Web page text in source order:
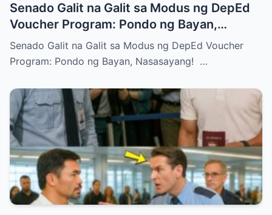
Senado Galit na Galit sa Modus ng DepEd
Voucher Program: Pondo ng Bayan,
Nasasayang!
Senado Galit na Galit sa Modus ng DepEd Voucher
Program: Pondo ng Bayan, Nasasayang! …